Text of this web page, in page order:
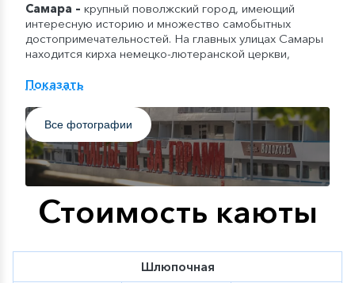
Самара – крупный поволжский город, имеющий
интересную историю и множество самобытных
достопримечательностей. На главных улицах Самары
находится кирха немецко-лютеранской церкви,
Поволжья – Художественный музей. Посещая Самару,
стать «запасной столицей» России.
Волгоград–дореволюционный Царицын. Советский
Сталинград. Город-герой с насыщенной военной
историей, где произошёл переломный момент во
времена Великой Отечественной войны. Волгоград
был разрушен практически до основания и
отстраивался в течение 10 лет сенными немцами.
числе знаменитый Мемориальный комплекс «Героям
Сталинградской битвы» на Мамаевом кургане.
Показать
Все фотографии
Стоимость каюты
Шлюпочная